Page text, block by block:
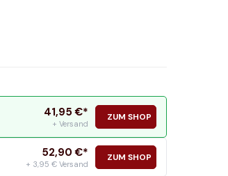
41,95 €*
+ Versand
ZUM SHOP
52,90 €*
+ 3,95 € Versand
ZUM SHOP